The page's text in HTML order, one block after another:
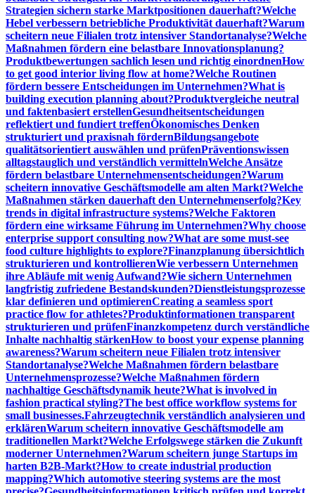
Strategien sichern starke Marktpositionen dauerhaft?Welche
Hebel verbessern betriebliche Produktivität dauerhaft?Warum
scheitern neue Filialen trotz intensiver Standortanalyse?Welche
Maßnahmen fördern eine belastbare Innovationsplanung?
Produktbewertungen sachlich lesen und richtig einordnenHow
to get good interior living flow at home?Welche Routinen
fördern bessere Entscheidungen im Unternehmen?What is
building execution planning about?Produktvergleiche neutral
und faktenbasiert erstellenGesundheitsentscheidungen
reflektiert und fundiert treffenÖkonomisches Denken
strukturiert und praxisnah fördernBildungsangebote
qualitätsorientiert auswählen und prüfenPräventionswissen
alltagstauglich und verständlich vermittelnWelche Ansätze
fördern belastbare Unternehmensentscheidungen?Warum
scheitern innovative Geschäftsmodelle am alten Markt?Welche
Maßnahmen stärken dauerhaft den Unternehmenserfolg?Key
trends in digital infrastructure systems?Welche Faktoren
fördern eine wirksame Führung im Unternehmen?Why choose
enterprise support consulting now?What are some must-see
food culture highlights to explore?Finanzplanung übersichtlich
strukturieren und kontrollierenWie verbessern Unternehmen
ihre Abläufe mit wenig Aufwand?Wie sichern Unternehmen
langfristig zufriedene Bestandskunden?Dienstleistungsprozesse
klar definieren und optimierenCreating a seamless sport
practice flow for athletes?Produktinformationen transparent
strukturieren und prüfenFinanzkompetenz durch verständliche
Inhalte nachhaltig stärkenHow to boost your expense planning
awareness?Warum scheitern neue Filialen trotz intensiver
Standortanalyse?Welche Maßnahmen fördern belastbare
Unternehmensprozesse?Welche Maßnahmen fördern
nachhaltige Geschäftsdynamik heute?What is involved in
fashion practical styling?The best office workflow systems for
small businesses.Fahrzeugtechnik verständlich analysieren und
erklärenWarum scheitern innovative Geschäftsmodelle am
traditionellen Markt?Welche Erfolgswege stärken die Zukunft
moderner Unternehmen?Warum scheitern junge Startups im
harten B2B-Markt?How to create industrial production
mapping?Which automotive steering systems are the most